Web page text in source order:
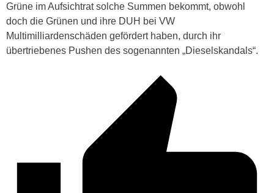
Grüne im Aufsichtrat solche Summen bekommt, obwohl
doch die Grünen und ihre DUH bei VW
Multimilliardenschäden gefördert haben, durch ihr
übertriebenes Pushen des sogenannten „Dieselskandals“.